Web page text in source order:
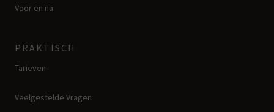
Voor en na
PRAKTISCH
Tarieven
Veelgestelde Vragen